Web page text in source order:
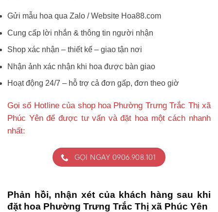
Gửi mẫu hoa qua Zalo / Website Hoa88.com
Cung cấp lời nhắn & thông tin người nhận
Shop xác nhận – thiết kế – giao tận nơi
Nhận ảnh xác nhận khi hoa được bàn giao
Hoạt động 24/7 – hỗ trợ cả đơn gấp, đơn theo giờ
Gọi số Hotline của shop hoa Phường Trưng Trắc Thị xã
Phúc Yên để được tư vấn và đặt hoa một cách nhanh
nhất:
GỌI NGAY 0906.908.101
Phản hồi, nhận xét của khách hàng sau khi
đặt hoa Phường Trưng Trắc Thị xã Phúc Yên